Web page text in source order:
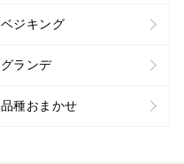
ベジキング
グランデ
品種おまかせ